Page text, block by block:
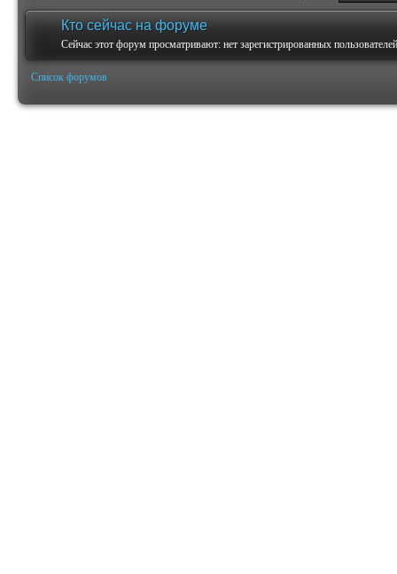
Кто сейчас на форуме
Сейчас этот форум просматривают: нет зарегистрированных
Список форумов